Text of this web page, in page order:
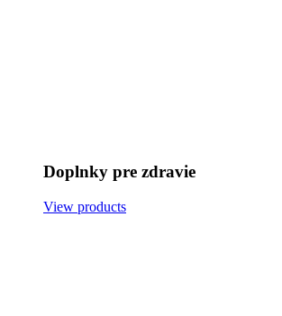
Doplnky pre zdravie
View products